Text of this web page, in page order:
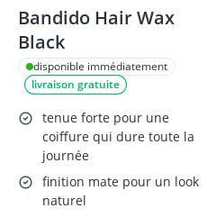
Bandido Hair Wax
Black
disponible immédiatement
livraison gratuite
tenue forte pour une
coiffure qui dure toute la
journée
finition mate pour un look
naturel